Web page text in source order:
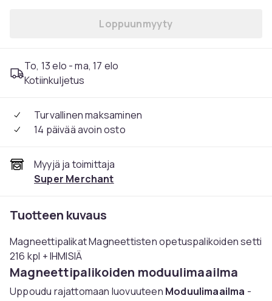
Loppuunmyyty
To, 13 elo - ma, 17 elo
Kotiinkuljetus
Turvallinen maksaminen
14 päivää avoin osto
Myyjä ja toimittaja
Super Merchant
Tuotteen kuvaus
Magneettipalikat Magneettisten opetuspalikoiden setti
216 kpl + IHMISIÄ
Magneettipalikoiden moduulimaailma
Uppoudu rajattomaan luovuuteen Moduulimaailma -